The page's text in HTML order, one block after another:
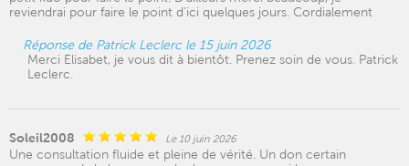
reviendrai pour faire le point d'ici quelques jours. Cordialement
Réponse de Patrick Leclerc le 15 juin 2026
Merci Elisabet, je vous dit à bientôt. Prenez soin de vous. Patrick
Leclerc.
Soleil2008 Le 10 juin 2026
Une consultation fluide et pleine de vérité. Un don certain